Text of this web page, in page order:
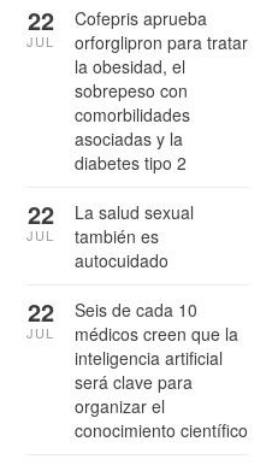
Cofepris aprueba
orforglipron para tratar
la obesidad, el
sobrepeso con
comorbilidades
asociadas y la
diabetes tipo 2
22
JUL
La salud sexual
también es
autocuidado
22
JUL
Seis de cada 10
médicos creen que la
inteligencia artificial
será clave para
organizar el
conocimiento científico
22
JUL